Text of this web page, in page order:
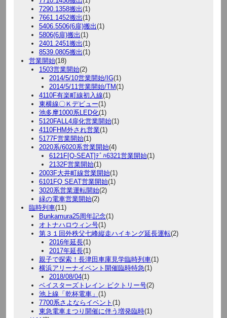
7290.1358搬出(1)
7661.1452搬出(1)
5406.5506(6扉)搬出(1)
5806(6扉)搬出(1)
2401.2451搬出(1)
8539.0805搬出(1)
営業開始(18)
1503営業開始(2)
2014/5/10営業開始/IG(1)
2014/5/11営業開始/TM(1)
4110F有楽町線初入線(1)
東横線〇Ｋデビュー(1)
池多摩1000系LED化(1)
5120FALL4扉化営業開始(1)
4110FHM外され営業(1)
5177F営業開始(1)
2020系/6020系営業開始(4)
6121F[Q-SEAT]ﾃﾞﾊ6321営業開始(1)
2132F営業開始(1)
2003F大井町線営業開始(1)
6101FQ SEAT営業開始(1)
3020系営業運転開始(2)
緑の電車営業開始(2)
臨時列車(11)
Bunkamura25周年記念(1)
オトナハロウィン号(1)
第３１回外秩父七峰縦走ハイキング延長運転(2)
2016年延長(1)
2017年延長(1)
親子で探索！長津田車庫見学臨時列車(1)
横浜アリーナイベント開催臨時特急(1)
2018/08/04(1)
ベイスターズトレイン ビクトリー号(2)
池上線「乾杯電車」 (1)
7700系さよならイベント (1)
東急電車まつり開催に伴う増発臨時(1)